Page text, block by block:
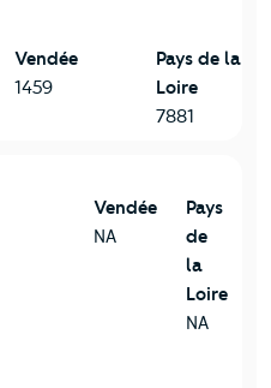
Vendée
1459
Pays de la
Loire
7881
Vendée
NA
Pays
de
la
Loire
NA